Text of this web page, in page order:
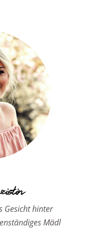
Gesicht hinter
Mädl